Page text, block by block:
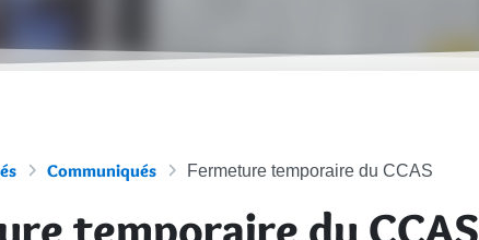
Communiqués Fermeture temporaire du CCAS
temporaire du CCAS